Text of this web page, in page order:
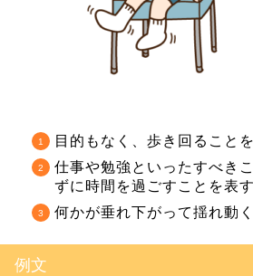
目的もなく、歩き回ることを
仕事や勉強といったすべき
ずに時間を過ごすことを表す
何かが垂れ下がって揺れ動
例文